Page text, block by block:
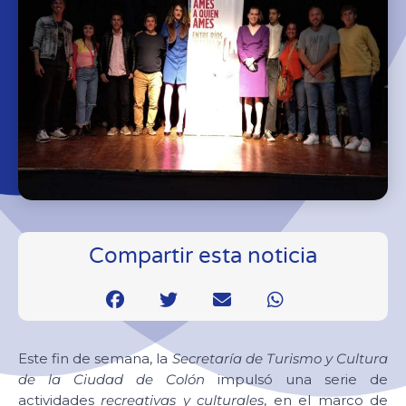
Compartir esta noticia
Este fin de semana, laSecretaría de Turismo y Cultura
de la Ciudad de Colón impulsó una serie de
actividadesrecreativas y culturales, en el marco de